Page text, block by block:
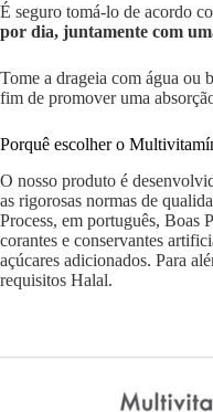
É seguro tomá-lo de acordo
por dia, juntamente com
Tome a drageia com água ou
fim de promover uma
Porquê escolher o
O nosso produto é
as rigorosas normas de
Process, em português, Boas
corantes e conservantes
açúcares adicionados. Para
requisitos Halal.